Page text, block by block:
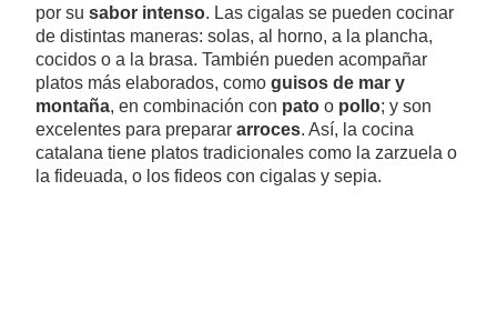
por su sabor intenso. Las cigalas se pueden cocinar
de distintas maneras: solas, al horno, a la plancha,
cocidos o a la brasa. También pueden acompañar
platos más elaborados, como guisos de mar y
montaña, en combinación con pato o pollo; y son
excelentes para preparar arroces. Así, la cocina
catalana tiene platos tradicionales como la zarzuela o
la fideuada, o los fideos con cigalas y sepia.